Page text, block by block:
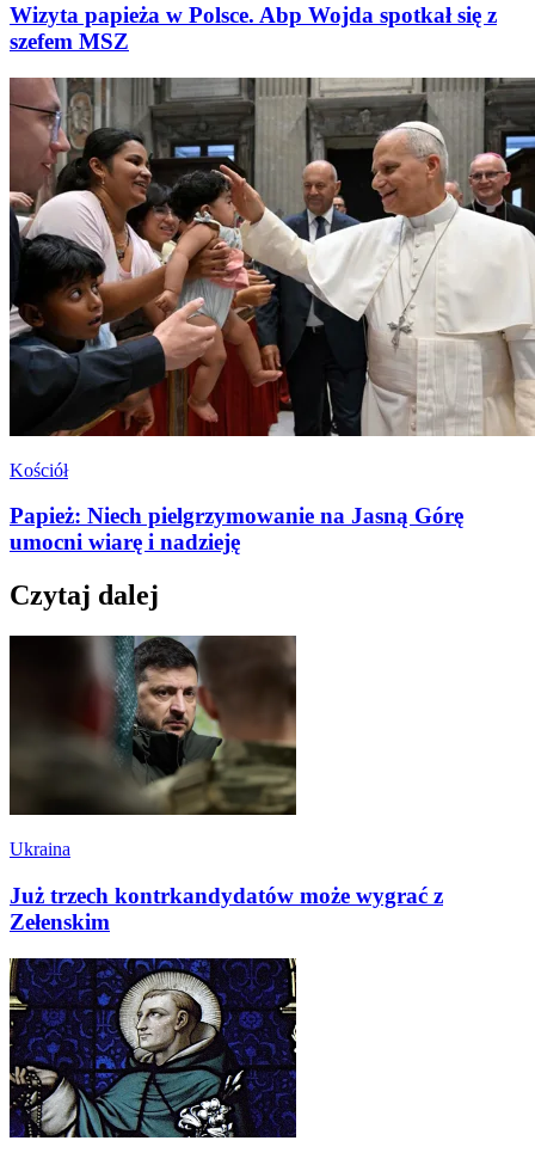
Wizyta papieża w Polsce. Abp Wojda spotkał się z
szefem MSZ
Kościół
Papież: Niech pielgrzymowanie na Jasną Górę
umocni wiarę i nadzieję
Czytaj dalej
Ukraina
Już trzech kontrkandydatów może wygrać z
Zełenskim